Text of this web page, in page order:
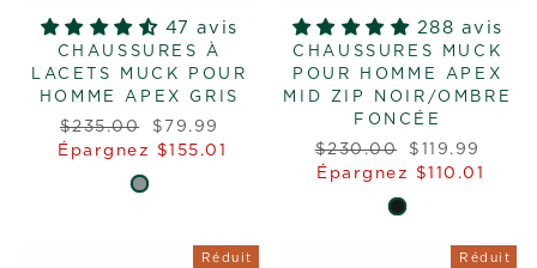
47 avis
CHAUSSURES À
LACETS MUCK POUR
HOMME APEX GRIS
Prix
régulier
$235.00
Prix
réduit
$79.99
Épargnez $155.01
288 avis
CHAUSSURES MUCK
POUR HOMME APEX
MID ZIP NOIR/OMBRE
FONCÉE
Prix
régulier
$230.00
Prix
réduit
$119.99
Épargnez $110.01
Réduit Réduit